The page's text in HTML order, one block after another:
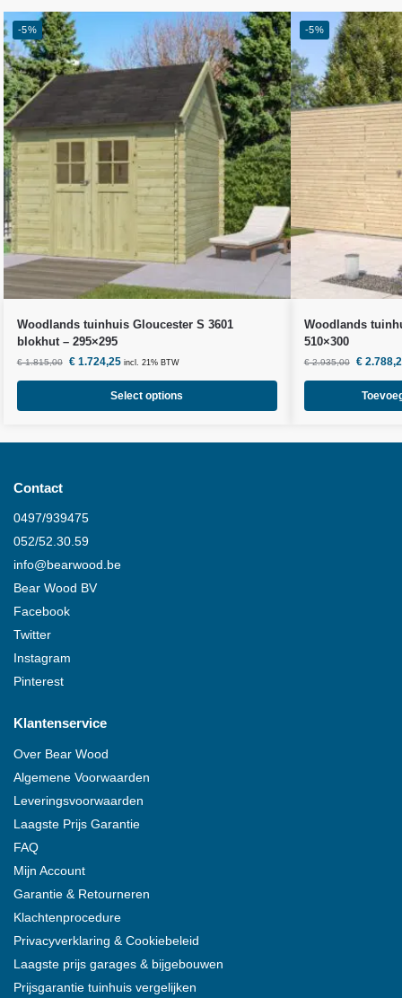
-5%
Woodlandstuinhuis Gloucester S 3601
blokhut – 295×295
€1.815,00 €1.724,25 incl. 21% BTW
Select options
-5%
Woodlands
510×300
€2.935,00 €
Contact
0497/939475
052/52.30.59
info@bearwood.be
Bear Wood BV
Facebook
Twitter
Instagram
Pinterest
Klantenservice
Over Bear Wood
Algemene Voorwaarden
Leveringsvoorwaarden
Laagste Prijs Garantie
FAQ
Mijn Account
Garantie & Retourneren
Klachtenprocedure
Privacyverklaring & Cookiebeleid
Laagste prijs garages & bijgebouwen
Prijsgarantie tuinhuis vergelijken